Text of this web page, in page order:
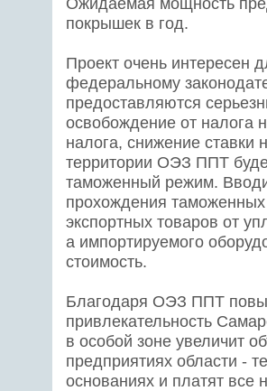
Ожидаемая мощность
покрышек в год.
Проект очень интересен
федеральному
предоставляются
освобождение от налога
налога, снижение ставки
территории ОЭЗ ППТ
таможенный режим.
прохождения
экспортных товаров от
а импортируемого
стоимость.
Благодаря ОЭЗ ППТ
привлекательность
в особой зоне увеличит
предприятиях области -
основаниях и платят все